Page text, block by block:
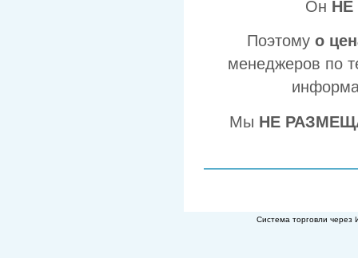
Он НЕ
Поэтому о
менеджеров по
Мы НЕ
Система торговли